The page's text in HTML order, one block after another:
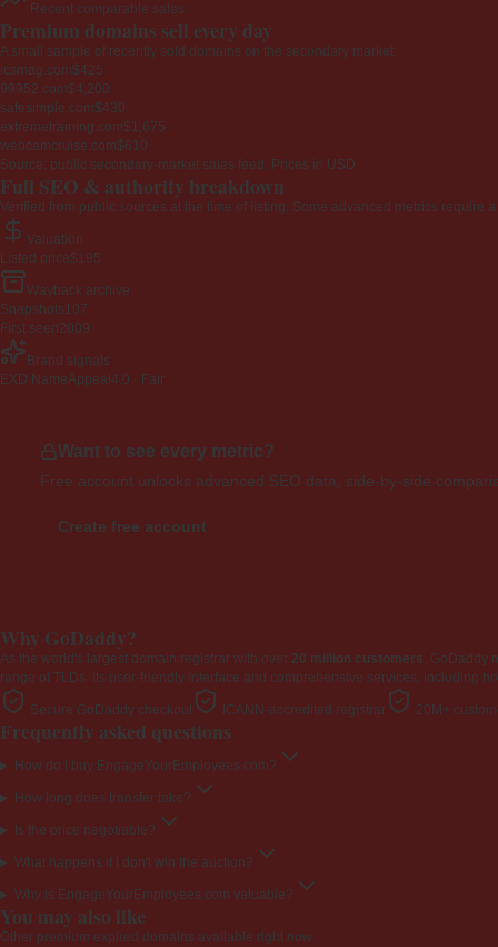
Recent comparable sales
Premium domains sell every day
A small sample of recently sold domains on the secondary market.
icsmag.com$425
99952.com$4,200
safesimple.com$430
extremetraining.com$1,675
webcamcruise.com$610
Source: public secondary-market sales feed. Prices in USD.
Full SEO & authority breakdown
Verified from public sources at the time of listing. Some advanced metrics require
Valuation
Listed price$195
Wayback archive
Snapshots 107
First seen2009
Brand signals
EXD NameAppeal 4.0 · Fair
Want to see every metric?
Free account unlocks advanced SEO data, side-by-side
Create free account
Why GoDaddy?
As the world's largest domain registrar with over 20 million customers, GoDaddy
range of TLDs. Its user-friendly interface and comprehensive services, including
Secure GoDaddy checkout ICANN-accredited registrar 20M+
Frequently asked questions
How do I buy EngageYourEmployees.com?
How long does transfer take?
Is the price negotiable?
What happens if I don't win the auction?
Why is EngageYourEmployees.com valuable?
You may also like
Other premium expired domains available right now.